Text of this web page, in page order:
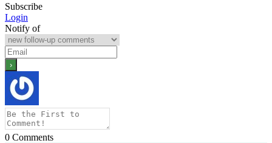
Subscribe
Login
Notify of
0 Comments